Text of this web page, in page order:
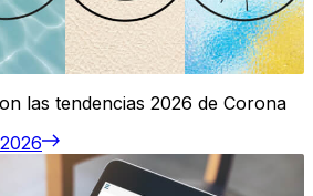
las tendencias 2026 de Corona